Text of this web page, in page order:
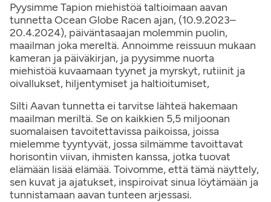
Pyysimme Tapion miehistöä taltioimaan aavan
tunnetta Ocean Globe Racen ajan, (10.9.2023–
20.4.2024), päiväntasaajan molemmin puolin,
maailman joka mereltä. Annoimme reissuun mukaan
kameran ja päiväkirjan, ja pyysimme nuorta
miehistöä kuvaamaan tyynet ja myrskyt, rutiinit ja
oivallukset, hiljentymiset ja haltioitumiset,
Silti Aavan tunnetta ei tarvitse lähteä hakemaan
maailman meriltä. Se on kaikkien 5,5 miljoonan
suomalaisen tavoitettavissa paikoissa, joissa
mielemme tyyntyvät, jossa silmämme tavoittavat
horisontin viivan, ihmisten kanssa, jotka tuovat
elämään lisää elämää. Toivomme, että tämä näyttely,
sen kuvat ja ajatukset, inspiroivat sinua löytämään ja
tunnistamaan aavan tunteen arjessasi.